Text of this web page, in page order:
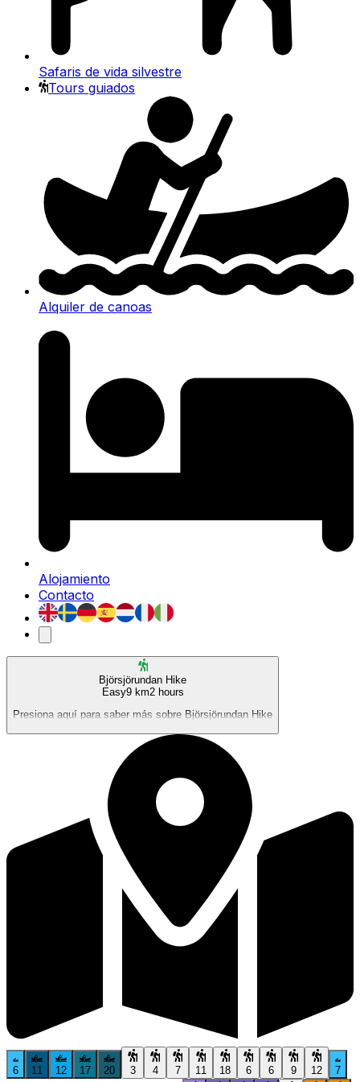
Safaris de vida silvestre
Tours guiados
Alquiler de canoas
Alojamiento
Contacto
Björsjörundan Hike
Easy9 km2 hours
Presiona aquí para saber más sobre Björsjörundan Hike
6 11 12 17 20 3 4 7 11 18 6 6 9 12 7